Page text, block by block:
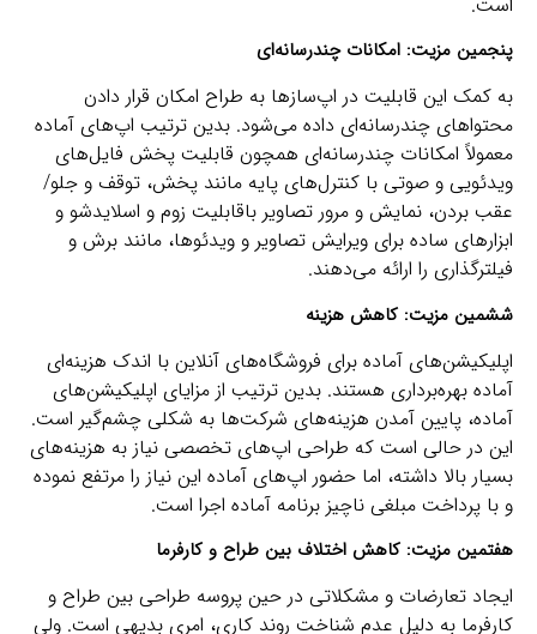
پنجمین مزیت: امکانات چندرسانه‌ای
به کمک این قابلیت در اپ‌سازها به طراح امکان قرار دادن
محتواهای چندرسانه‌ای داده می‌شود. بدین ترتیب اپ‌های آماده
معمولاً امکانات چندرسانه‌ای همچون قابلیت پخش فایل‌های
ویدئویی و صوتی با کنترل‌های پایه مانند پخش، توقف و جلو/
عقب بردن، نمایش و مرور تصاویر باقابلیت زوم و اسلایدشو و
ابزارهای ساده برای ویرایش تصاویر و ویدئوها، مانند برش و
فیلترگذاری را ارائه می‌دهند.
ششمین مزیت: کاهش هزینه
اپلیکیشن‌های آماده برای فروشگاه‌های آنلاین با اندک هزینه‌ای
آماده بهره‌برداری هستند. بدین ترتیب از مزایای اپلیکیشن‌های
آماده، پایین آمدن هزینه‌های شرکت‌ها به شکلی چشم‌گیر است.
این در حالی است که طراحی اپ‌های تخصصی نیاز به هزینه‌های
بسیار بالا داشته، اما حضور اپ‌های آماده این نیاز را مرتفع نموده
و با پرداخت مبلغی ناچیز برنامه آماده اجرا است.
هفتمین مزیت: کاهش اختلاف بین طراح و کارفرما
ایجاد تعارضات و مشکلاتی در حین پروسه طراحی بین طراح و
کارفرما به دلیل عدم شناخت روند کاری، امری بدیهی است. ولی